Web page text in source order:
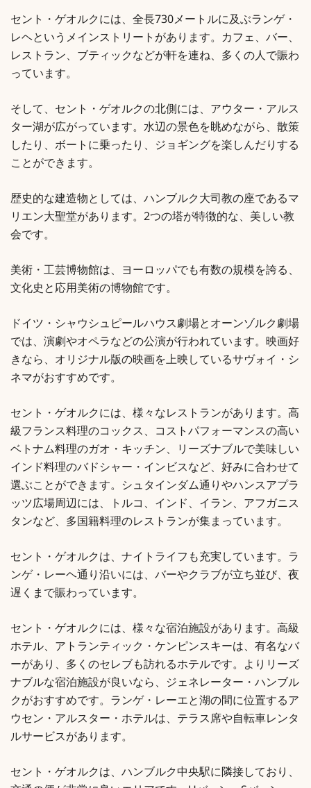
セント・ゲオルクには、全長730メートルに及ぶランゲ・
レヘというメインストリートがあります。カフェ、バー、
レストラン、ブティックなどが軒を連ね、多くの人で賑わ
っています。
そして、セント・ゲオルクの北側には、アウター・アルス
ター湖が広がっています。水辺の景色を眺めながら、散策
したり、ボートに乗ったり、ジョギングを楽しんだりする
ことができます。
歴史的な建造物としては、ハンブルク大司教の座であるマ
リエン大聖堂があります。2つの塔が特徴的な、美しい教
会です。
美術・工芸博物館は、ヨーロッパでも有数の規模を誇る、
文化史と応用美術の博物館です。
ドイツ・シャウシュピールハウス劇場とオーンゾルク劇場
では、演劇やオペラなどの公演が行われています。映画好
きなら、オリジナル版の映画を上映しているサヴォイ・シ
ネマがおすすめです。
セント・ゲオルクには、様々なレストランがあります。高
級フランス料理のコックス、コストパフォーマンスの高い
ベトナム料理のガオ・キッチン、リーズナブルで美味しい
インド料理のバドシャー・インビスなど、好みに合わせて
選ぶことができます。シュタインダム通りやハンスアプラ
ッツ広場周辺には、トルコ、インド、イラン、アフガニス
タンなど、多国籍料理のレストランが集まっています。
セント・ゲオルクは、ナイトライフも充実しています。ラ
ンゲ・レーヘ通り沿いには、バーやクラブが立ち並び、夜
遅くまで賑わっています。
セント・ゲオルクには、様々な宿泊施設があります。高級
ホテル、アトランティック・ケンピンスキーは、有名なバ
ーがあり、多くのセレブも訪れるホテルです。よりリーズ
ナブルな宿泊施設が良いなら、ジェネレーター・ハンブル
クがおすすめです。ランゲ・レーエと湖の間に位置するア
ウセン・アルスター・ホテルは、テラス席や自転車レンタ
ルサービスがあります。
セント・ゲオルクは、ハンブルク中央駅に隣接しており、